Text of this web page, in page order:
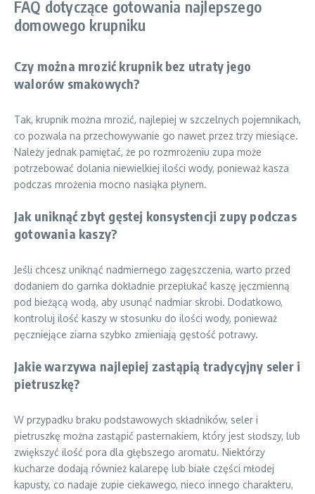
FAQ dotyczące gotowania najlepszego
domowego krupniku
Czy można mrozić krupnik bez utraty jego
walorów smakowych?
Tak, krupnik można mrozić, najlepiej w szczelnych pojemnikach,
co pozwala na przechowywanie go nawet przez trzy miesiące.
Należy jednak pamiętać, że po rozmrożeniu zupa może
potrzebować dolania niewielkiej ilości wody, ponieważ kasza
podczas mrożenia mocno nasiąka płynem.
Jak uniknąć zbyt gęstej konsystencji zupy podczas
gotowania kaszy?
Jeśli chcesz uniknąć nadmiernego zagęszczenia, warto przed
dodaniem do garnka dokładnie przepłukać kaszę jęczmienną
pod bieżącą wodą, aby usunąć nadmiar skrobi. Dodatkowo,
kontroluj ilość kaszy w stosunku do ilości wody, ponieważ
pęczniejące ziarna szybko zmieniają gęstość potrawy.
Jakie warzywa najlepiej zastąpią tradycyjny seler i
pietruszkę?
W przypadku braku podstawowych składników, seler i
pietruszkę można zastąpić pasternakiem, który jest słodszy, lub
zwiększyć ilość pora dla głębszego aromatu. Niektórzy
kucharze dodają również kalarepę lub białe części młodej
kapusty, co nadaje zupie ciekawego, nieco innego charakteru,